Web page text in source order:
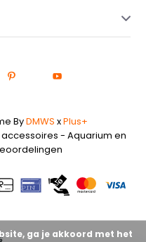
ByDMWS xPlus+
- Aquarium en
ga je akkoord met het